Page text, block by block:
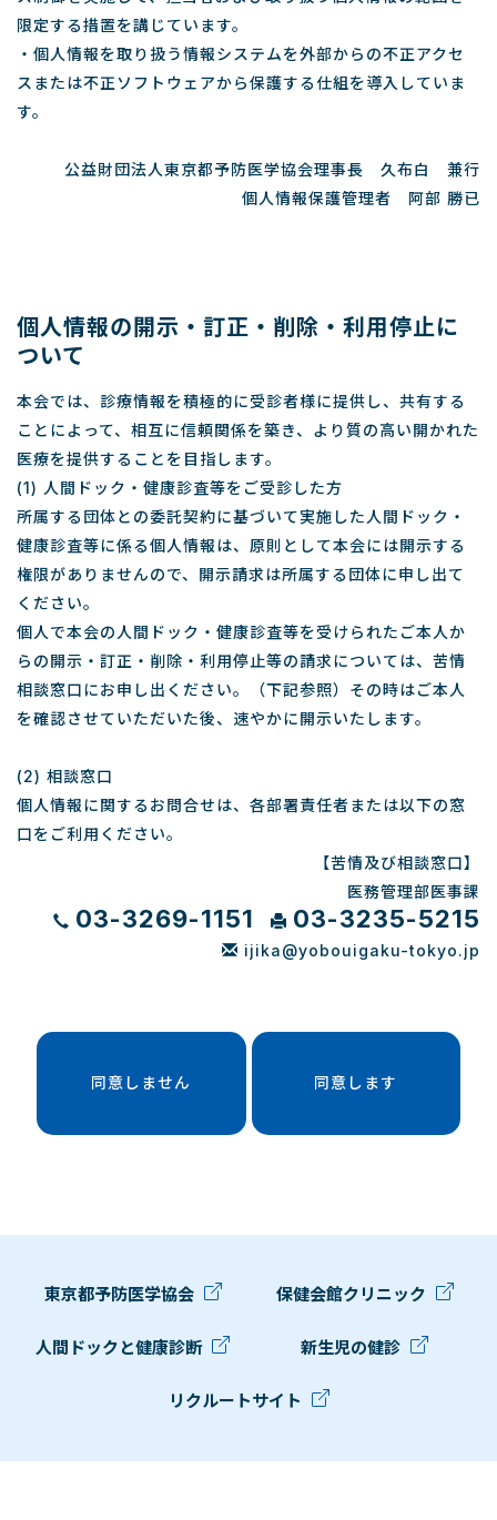
限定する措置を講じています。
・個人情報を取り扱う情報システムを外部からの不正アクセ
スまたは不正ソフトウェアから保護する仕組を導入していま
す。
公益財団法人東京都予防医学協会理事長 久布白 兼行
個人情報保護管理者 阿部 勝已
個人情報の開示・訂正・削除・利用停止に
ついて
本会では、診療情報を積極的に受診者様に提供し、共有する
ことによって、相互に信頼関係を築き、より質の高い開かれた
医療を提供することを目指します。
(1) 人間ドック・健康診査等をご受診した方
所属する団体との委託契約に基づいて実施した人間ドック・
健康診査等に係る個人情報は、原則として本会には開示する
権限がありませんので、開示請求は所属する団体に申し出て
ください。
個人で本会の人間ドック・健康診査等を受けられたご本人か
らの開示・訂正・削除・利用停止等の請求については、苦情
相談窓口にお申し出ください。（下記参照）その時はご本人
を確認させていただいた後、速やかに開示いたします。
(2) 相談窓口
個人情報に関するお問合せは、各部署責任者または以下の窓
口をご利用ください。
【苦情及び相談窓口】
医務管理部医事課
03-3269-1151 03-3235-5215
ijika@yobouigaku-tokyo.jp
同意しません 同意します
東京都予防医学協会 保健会館クリニック
人間ドックと健康診断 新生児の健診
リクルートサイト